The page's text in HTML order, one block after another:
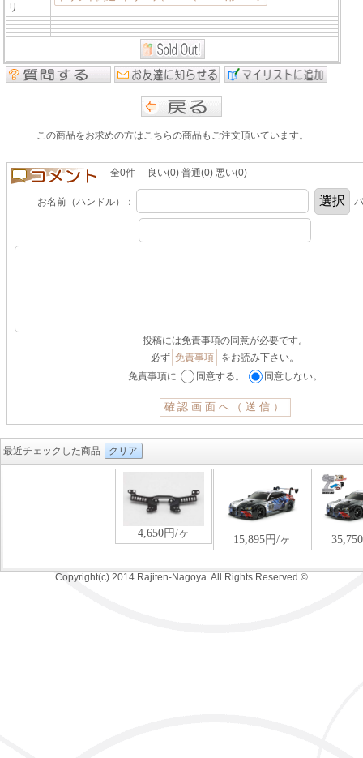
リ
この商品をお求めの方はこちらの商品もご注文頂いています。
全0件 良い(0) 普通(0) 悪い(0)
お名前（ハンドル）：
投稿には免責事項の同意が必要です。
必ず 免責事項
をお読み下さい。
免責事項に
同意する。 同意しない。
最近チェックした商品 クリア
Copyright(c) 2014 Rajiten-Nagoya. All Rights Reserved.©